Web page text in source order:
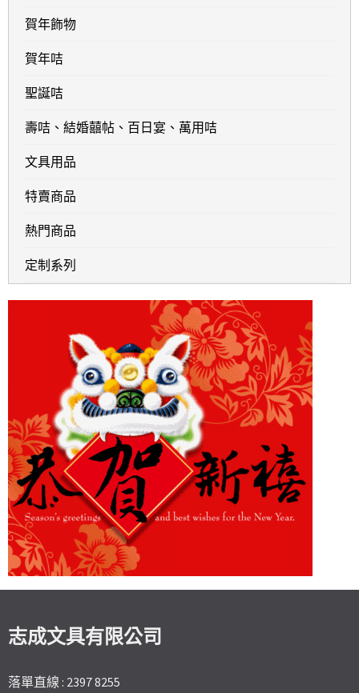
賀年飾物
賀年咭
聖誕咭
壽咭、結婚囍帖、百日宴、萬用咭
文具用品
特賣商品
熱門商品
定制系列
志成文具有限公司
落單直線 : 2397 8255